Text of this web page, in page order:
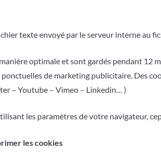
texte envoyé par le serveur interne au
optimale et sont gardés pendant 12
ponctuelles de marketing publicitaire. Des
– Youtube – Vimeo – Linkedin… )
les paramètres de votre navigateur,
les cookies